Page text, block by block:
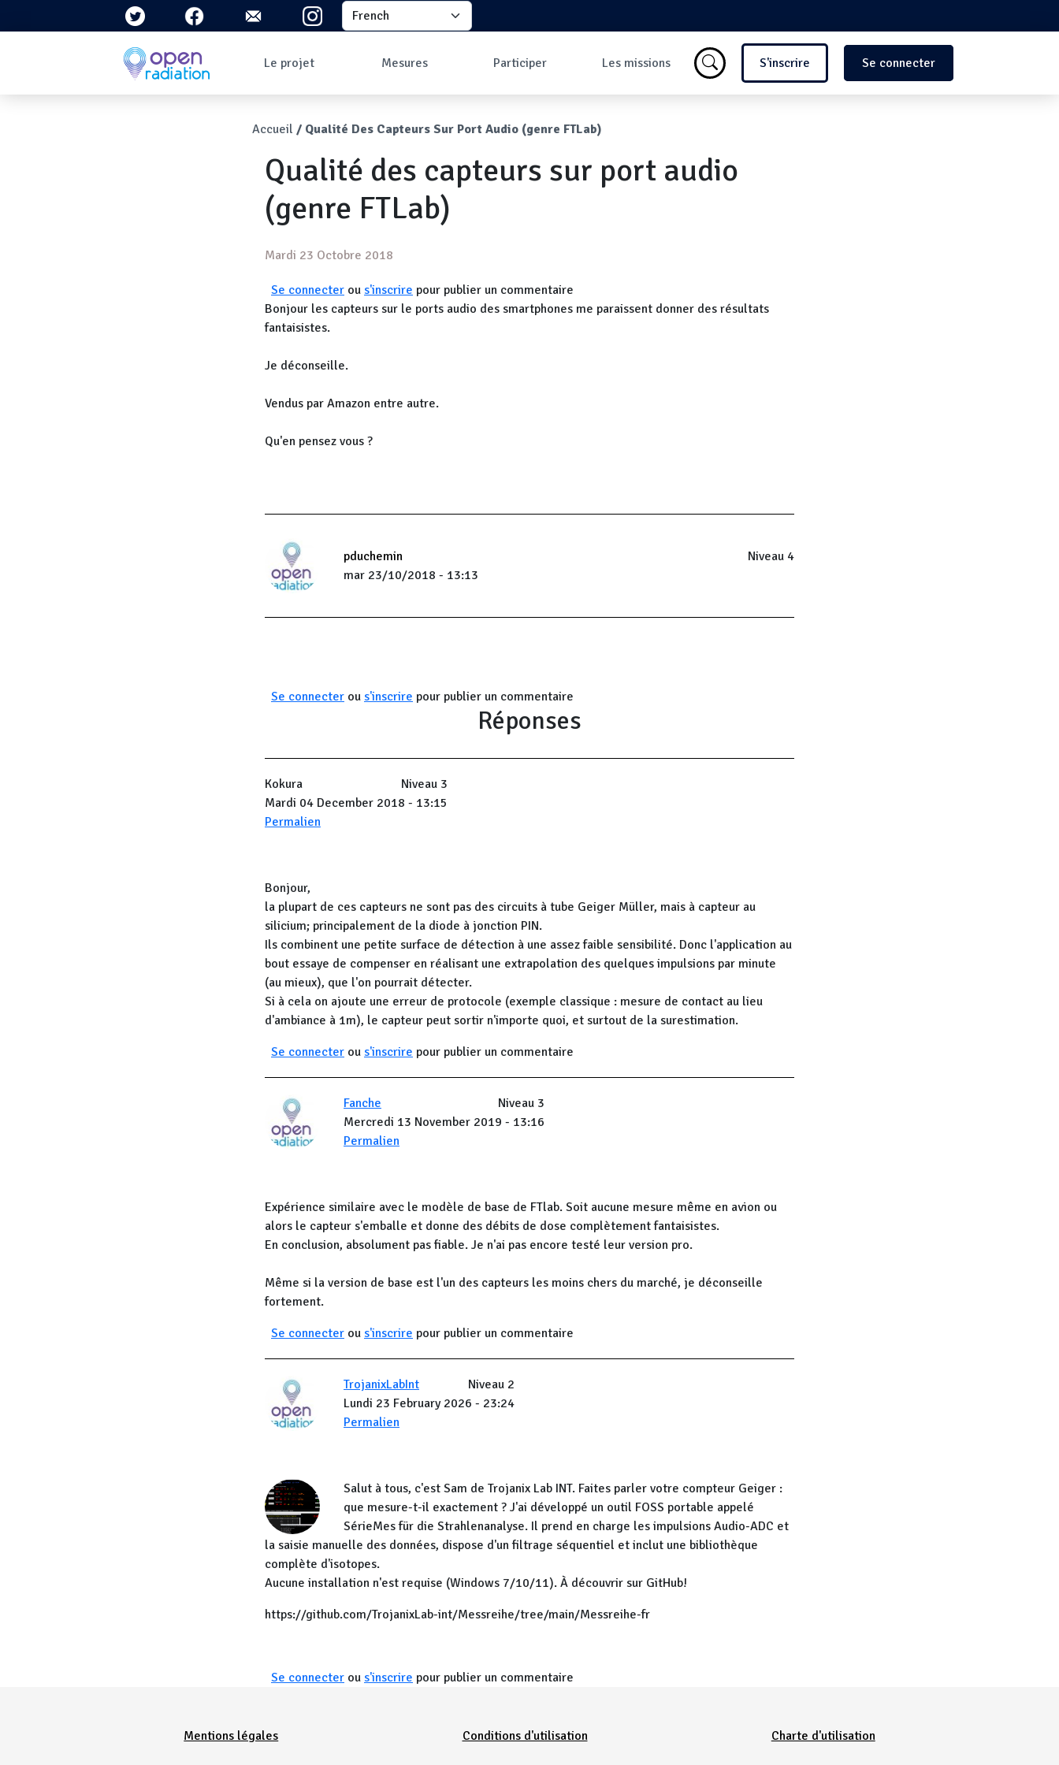
Aller au contenu principal Select your language
Le projet
Qu'est-ce que la
Question/Réponses
Lettres
d'information
Mesures
Les données
au sol
Carte des mesures
Tableau de bord
Mesures les plus
Participer
Comment prendre
la communauté ?
Les missions Menu du compte de
S'inscrire Se connecter
Fil d'Ariane
Accueil Qualité Des Capteurs Sur Port Audio (genre FTLab)
Qualité des capteurs sur port audio
(genre FTLab)
Mardi 23 Octobre 2018
Se connecter ou s'inscrire pour publier un commentaire
Bonjour les capteurs sur le ports audio des smartphones me paraissent donner des résultats
fantaisistes.
Je déconseille.
Vendus par Amazon entre autre.
Qu'en pensez vous ?
pduchemin
Niveau 4
mar 23/10/2018 - 13:13
Se connecter ou s'inscrire pour publier un commentaire
Réponses
Kokura
Niveau 3
Mardi 04 December 2018 - 13:15
Permalien
Bonjour,
la plupart de ces capteurs ne sont pas des circuits à tube Geiger Müller, mais à capteur au
silicium; principalement de la diode à jonction PIN.
Ils combinent une petite surface de détection à une assez faible sensibilité. Donc l'application au
bout essaye de compenser en réalisant une extrapolation des quelques impulsions par minute
(au mieux), que l'on pourrait détecter.
Si à cela on ajoute une erreur de protocole (exemple classique : mesure de contact au lieu
d'ambiance à 1m), le capteur peut sortir n'importe quoi, et surtout de la surestimation.
Se connecter ou s'inscrire pour publier un commentaire
Fanche
Niveau 3
Mercredi 13 November 2019 - 13:16
Permalien
Expérience similaire avec le modèle de base de FTlab. Soit aucune mesure même en avion ou
alors le capteur s'emballe et donne des débits de dose complètement fantaisistes.
En conclusion, absolument pas fiable. Je n'ai pas encore testé leur version pro.
Même si la version de base est l'un des capteurs les moins chers du marché, je déconseille
fortement.
Se connecter ou s'inscrire pour publier un commentaire
TrojanixLabInt
Niveau 2
Lundi 23 February 2026 - 23:24
Permalien
Salut à tous, c'est Sam de Trojanix Lab INT. Faites parler votre compteur Geiger :
que mesure-t-il exactement ? J'ai développé un outil FOSS portable appelé
SérieMes für die Strahlenanalyse. Il prend en charge les impulsions Audio-ADC et
la saisie manuelle des données, dispose d'un filtrage séquentiel et inclut une bibliothèque
complète d'isotopes.
Aucune installation n'est requise (Windows 7/10/11). À découvrir sur GitHub!
https://github.com/TrojanixLab-int/Messreihe/tree/main/Messreihe-fr
Se connecter ou s'inscrire pour publier un commentaire
Mentions légales Conditions d'utilisation Charte d'utilisation